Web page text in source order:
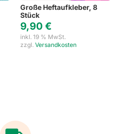
Große Heftaufkleber, 8
Stück
9,90 €
inkl. 19 % MwSt.
zzgl. Versandkosten